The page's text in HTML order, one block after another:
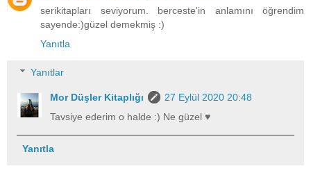
serikitapları seviyorum. berceste'in anlamını öğrendim
sayende:)güzel demekmiş :)
Yanıtla
Yanıtlar
Mor Düşler Kitaplığı
27 Eylül 2020 20:48
Tavsiye ederim o halde :) Ne güzel ♥
Yanıtla